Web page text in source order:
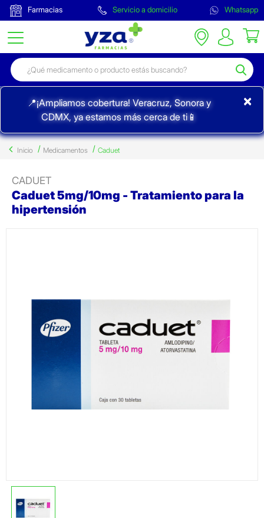
Farmacias Servicio a domicilio Whatsapp
📍¡Ampliamos cobertura! Veracruz, Sonora y
CDMX, ya estamos más cerca de ti📱
×
Inicio Medicamentos Caduet
CADUET
Caduet 5mg/10mg - Tratamiento para la
hipertensión